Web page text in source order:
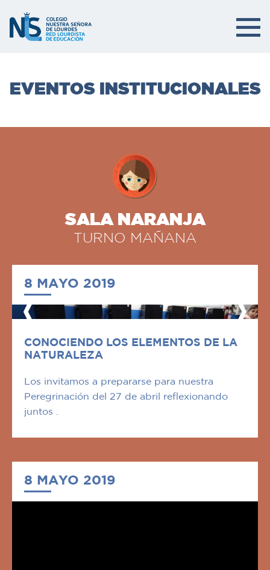
EVENTOS INSTITUCIONALES
SALA NARANJA
TURNO MAÑANA
8 MAYO 2019
CONOCIENDO LOS ELEMENTOS DE LA
NATURALEZA
Los invitamos a prepararse para nuestra
Peregrinación del 27 de abril reflexionando
juntos .
8 MAYO 2019